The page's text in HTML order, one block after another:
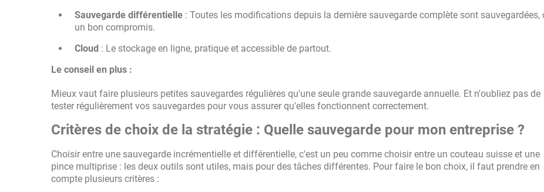
Sauvegarde différentielle : Toutes les modifications depuis la dernière sauvegarde complète sont sauvegardées,
un bon compromis.
Cloud : Le stockage en ligne, pratique et accessible de partout.
Le conseil en plus :
Mieux vaut faire plusieurs petites sauvegardes régulières qu'une seule grande sauvegarde annuelle. Et n'oubliez pas de
tester régulièrement vos sauvegardes pour vous assurer qu'elles fonctionnent correctement.
Critères de choix de la stratégie : Quelle sauvegarde pour mon entreprise ?
Choisir entre une sauvegarde incrémentielle et différentielle, c'est un peu comme choisir entre un couteau suisse et une
pince multiprise : les deux outils sont utiles, mais pour des tâches différentes. Pour faire le bon choix, il faut prendre en
compte plusieurs critères :